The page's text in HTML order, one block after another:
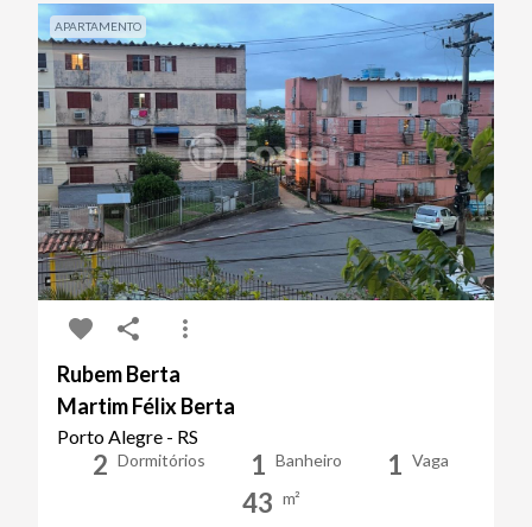
APARTAMENTO
Rubem Berta
Martim Félix Berta
Porto Alegre - RS
2 Dormitórios 1 Banheiro 1 Vaga
43 m²